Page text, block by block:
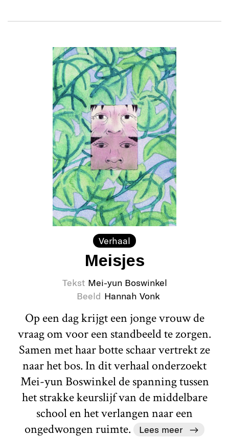
Verhaal
Meisjes
Tekst Mei-yun Boswinkel
Beeld Hannah Vonk
Op een dag krijgt een jonge vrouw de
vraag om voor een standbeeld te zorgen.
Samen met haar botte schaar vertrekt ze
naar het bos. In dit verhaal onderzoekt
Mei-yun Boswinkel de spanning tussen
het strakke keurslijf van de middelbare
school en het verlangen naar een
ongedwongen ruimte.
Lees meer